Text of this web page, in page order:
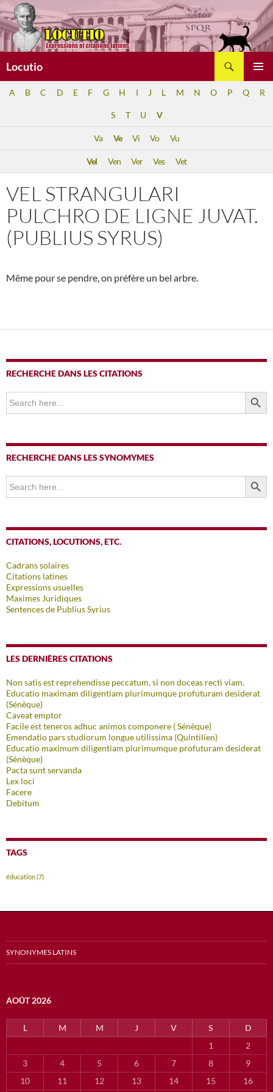
Aller
au
contenu
Locutio
A B C D E F G H I J L M N O P Q R
S T U V
Va Ve Vi Vo Vu
Vel Ven Ver Ves Vet
VEL STRANGULARI
PULCHRO DE LIGNE JUVAT.
(PUBLIUS SYRUS)
Même pour se pendre, on préfère un bel arbre.
RECHERCHE DANS LES CITATIONS
Search
for:
SEARCH
RECHERCHE DANS LES SYNOMYMES
Search
for:
SEARCH
CITATIONS, LOCUTIONS, ETC.
Cadrans solaires
Citations latines
Expressions usuelles
Maximes Juridiques
Sentences de Publius Syrius
LES DERNIÈRES CITATIONS
Non satis est reprehendisse peccatum, si non doceas recti viam.
Educatio maximam diligentiam plurimumque profuturam desiderat
(Sénèque)
Caveat emptor
Facile est teneros adhuc animos componere ( Sénèque)
Emendatio pars studiorum longue utilissima (Quintilien)
Educatio maximum diligentiam plurimumque profuturam desiderat
(Sénèque)
Pacta sunt servanda
Lex loci
Facere
Debitum
TAGS
éducation(7)
SYNONYMES LATINS
AOÛT 2026
L M M J V S
D
1
2
3
4 5 6 7 8
9
10
11 12 13 14 15 16